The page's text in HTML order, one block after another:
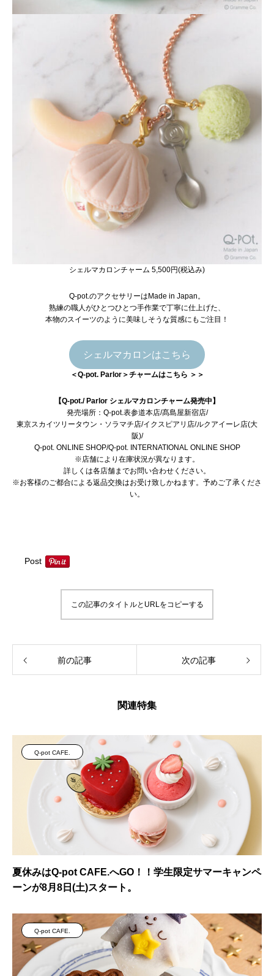
シェルマカロンチャーム 5,500円(税込み)
Q-pot.のアクセサリーはMade in Japan。
熟練の職人がひとつひとつ手作業で丁寧に仕上げた、
本物のスイーツのように美味しそうな質感にもご注目！
シェルマカロンはこちら
＜Q-pot. Parlor＞チャームはこちら ＞＞
【Q-pot./ Parlor シェルマカロンチャーム発売中】
発売場所： Q-pot.表参道本店/髙島屋新宿店/
東京スカイツリータウン・ソラマチ店/イクスピアリ店/ルクアイーレ店(大
阪)/
Q-pot. ONLINE SHOP/Q-pot. INTERNATIONAL ONLINE SHOP
※店舗により在庫状況が異なります。
詳しくは各店舗までお問い合わせください。
※お客様のご都合による返品交換はお受け致しかねます。予めご了承くださ
い。
Post
この記事のタイトルとURLをコピーする
前の記事 次の記事
関連特集
Q-pot CAFE.
夏休みはQ-pot CAFE.へGO！！学生限定サマーキャンペ
ーンが8月8日(土)スタート。
Q-pot CAFE.